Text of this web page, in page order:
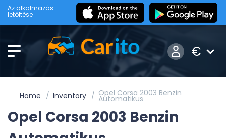
Az alkalmazás
letöltése
€
Home Inventory Opel Corsa 2003 Benzin
Automatikus
Opel Corsa 2003 Benzin